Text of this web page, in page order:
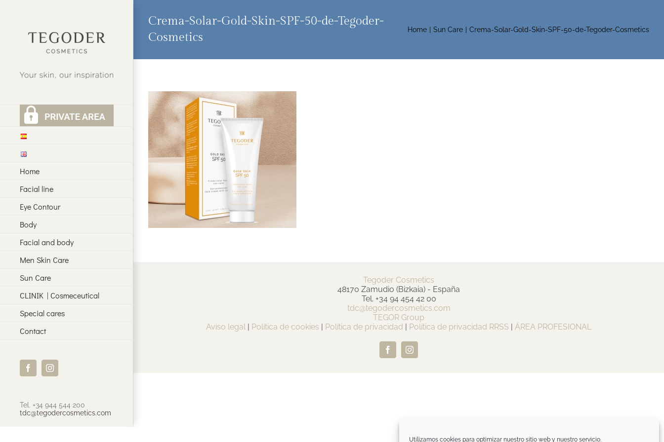
Utilizamos cookies para optimizar nuestro sitio web y nuestro servicio.
Home
Facial line
Eye Contour
Body
Facial and body
Men Skin Care
Sun Care
CLINIK | Cosmeceutical
Special cares
Contact
FacebookInstagram
Tel. +34 944 544 200
tdc@tegodercosmetics.com
Crema-Solar-Gold-Skin-SPF-50-de-Tegoder-
Cosmetics
Home Sun Care Crema-Solar-Gold-Skin-SPF-50-de-Tegoder-Cosmetics
Tegoder Cosmetics
48170 Zamudio (Bizkaia) - España
Tel. +34 94 454 42 00
tdc@tegodercosmetics.com
TEGOR Group
Aviso legal | Política de cookies | Política de privacidad | Política de privacidad RRSS | ÁREA PROFESIONAL
FacebookInstagram